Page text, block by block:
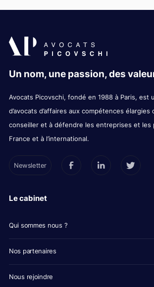
Un nom, une passion, des
Avocats Picovschi, fondé en 1988 à Paris, est
d’avocats d’affaires aux compétences élargies
conseiller et à défendre les entreprises et les
France et à l’international.
Newsletter
Le cabinet
Qui sommes nous ?
Nos partenaires
Nous rejoindre